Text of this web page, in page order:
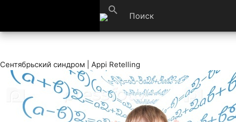
search
Сентябрьский синдром | Appi Retelling